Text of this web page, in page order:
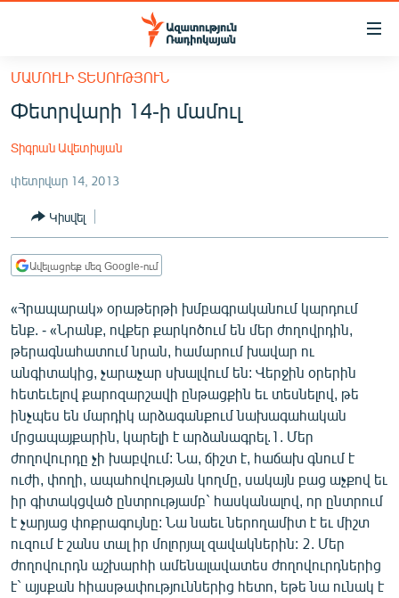
Մատչելիության
հիմնական
բովանդակությանը
հիմնական
մենյուին
ՀԱՅԱՍՏԱՆ
ՔԱՂԱՔԱԿԱՆ
ԸՆՏՐՈՒԹՅՈՒՆՆԵՐ 2026
ԻՐԱՎՈՒՆՔ
ՀԱՍԱՐԱԿՈՒԹՅՈՒՆ
ՂԱՐԱԲԱՂ
ՊԱՏԵՐԱԶՄԻ 6 ՇԱԲԱԹՆԵՐԸ
ՏԱՐԱԾԱՇՐՋԱՆ
ՄԻՋԱԶԳԱՅԻՆ
ՄՇԱԿՈՒՅԹ
ՍՊՈՐՏ
ՄԵԿՆԱԲԱՆՈՒԹՅՈՒՆ
ՏՏ ԵՒ ԻՆՏԵՐՆԵՏ
ԿՈՐՈՆԱՎԻՐՈՒՍ
ՄԱՄՈՒԼԻ ՏԵՍՈՒԹՅՈՒՆ
Փետրվարի 14-ի մամուլ
Տիգրան Ավետիսյան
փետրվար 14, 2013
Կիսվել
Ավելացրեք մեզ Google-ում
«Հրապարակ» օրաթերթի խմբագրականում կարդում
ենք. - «Նրանք, ովքեր քարկոծում են մեր ժողովրդին,
թերագնահատում նրան, համարում խավար ու
անգիտակից, չարաչար սխալվում են: Վերջին օրերին
հետեւելով քարոզարշավի ընթացքին եւ տեսնելով, թե
ինչպես են մարդիկ արձագանքում նախագահական
մրցապայքարին, կարելի է արձանագրել.1. Մեր
ժողովուրդը չի խաբվում: Նա, ճիշտ է, հաճախ գնում է
ուժի, փողի, ապահովության կողմը, սակայն բաց աչքով եւ
իր գիտակցված ընտրությամբ` հասկանալով, որ ընտրում
է չարյաց փոքրագույնը: Նա նաեւ ներողամիտ է եւ միշտ
ուզում է շանս տալ իր մոլորյալ զավակներին: 2. Մեր
ժողովուրդն աշխարհի ամենալավատես ժողովուրդներից
է` այսքան հիասթափություններից հետո, եթե նա ունակ է